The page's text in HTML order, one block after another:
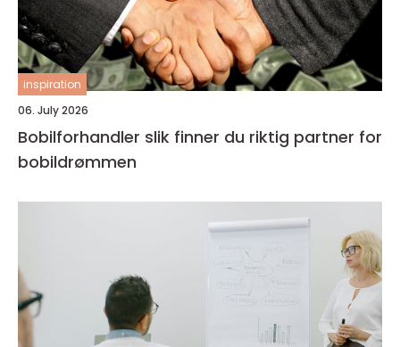
inspiration
06. July 2026
Bobilforhandler slik finner du riktig partner for
bobildrømmen